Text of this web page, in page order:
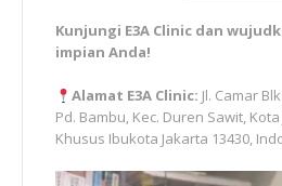
Kunjungi E3A Clinic dan
impian Anda!
Alamat E3A Clinic: Jl. Camar
Pd. Bambu, Kec. Duren Sawit,
Khusus Ibukota Jakarta 13430,